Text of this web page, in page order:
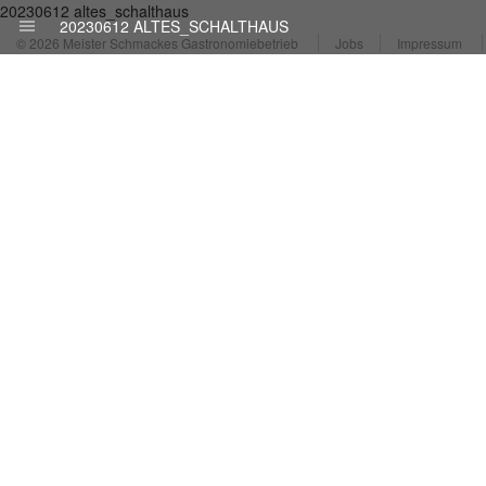
20230612 ALTES_SCHALTHAUS
20230612 altes_schalthaus
© 2026 Meister Schmackes Gastronomiebetrieb Jobs Impressum